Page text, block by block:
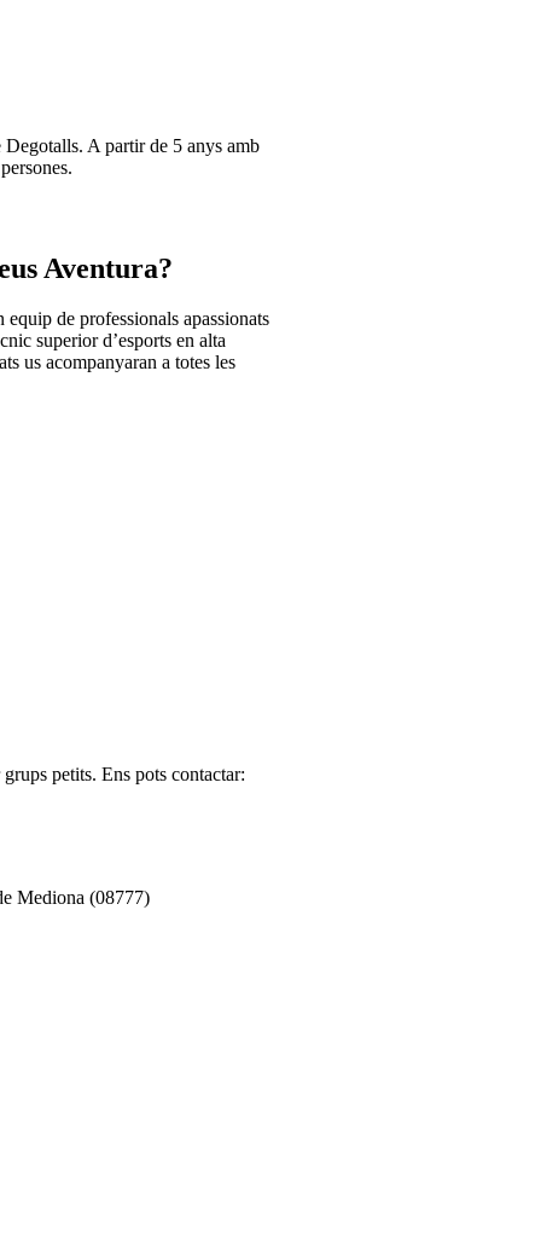
A partir de 5 anys amb
Aventura?
de professionals apassionats
superior d’esports en alta
us acompanyaran a totes les
petits. Ens pots contactar:
Mediona (08777)